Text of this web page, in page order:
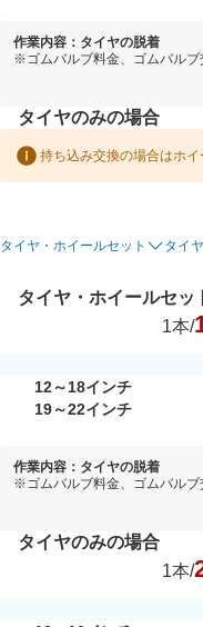
作業内容：タイヤの脱着
※ゴムバルブ料金、ゴムバル
タイヤのみの場合
持ち込み交換の場合はホイ
タイヤ・ホイールセット タイ
タイヤ・ホイールセッ
1本/
12～18インチ
19～22インチ
作業内容：タイヤの脱着
※ゴムバルブ料金、ゴムバル
タイヤのみの場合
1本/